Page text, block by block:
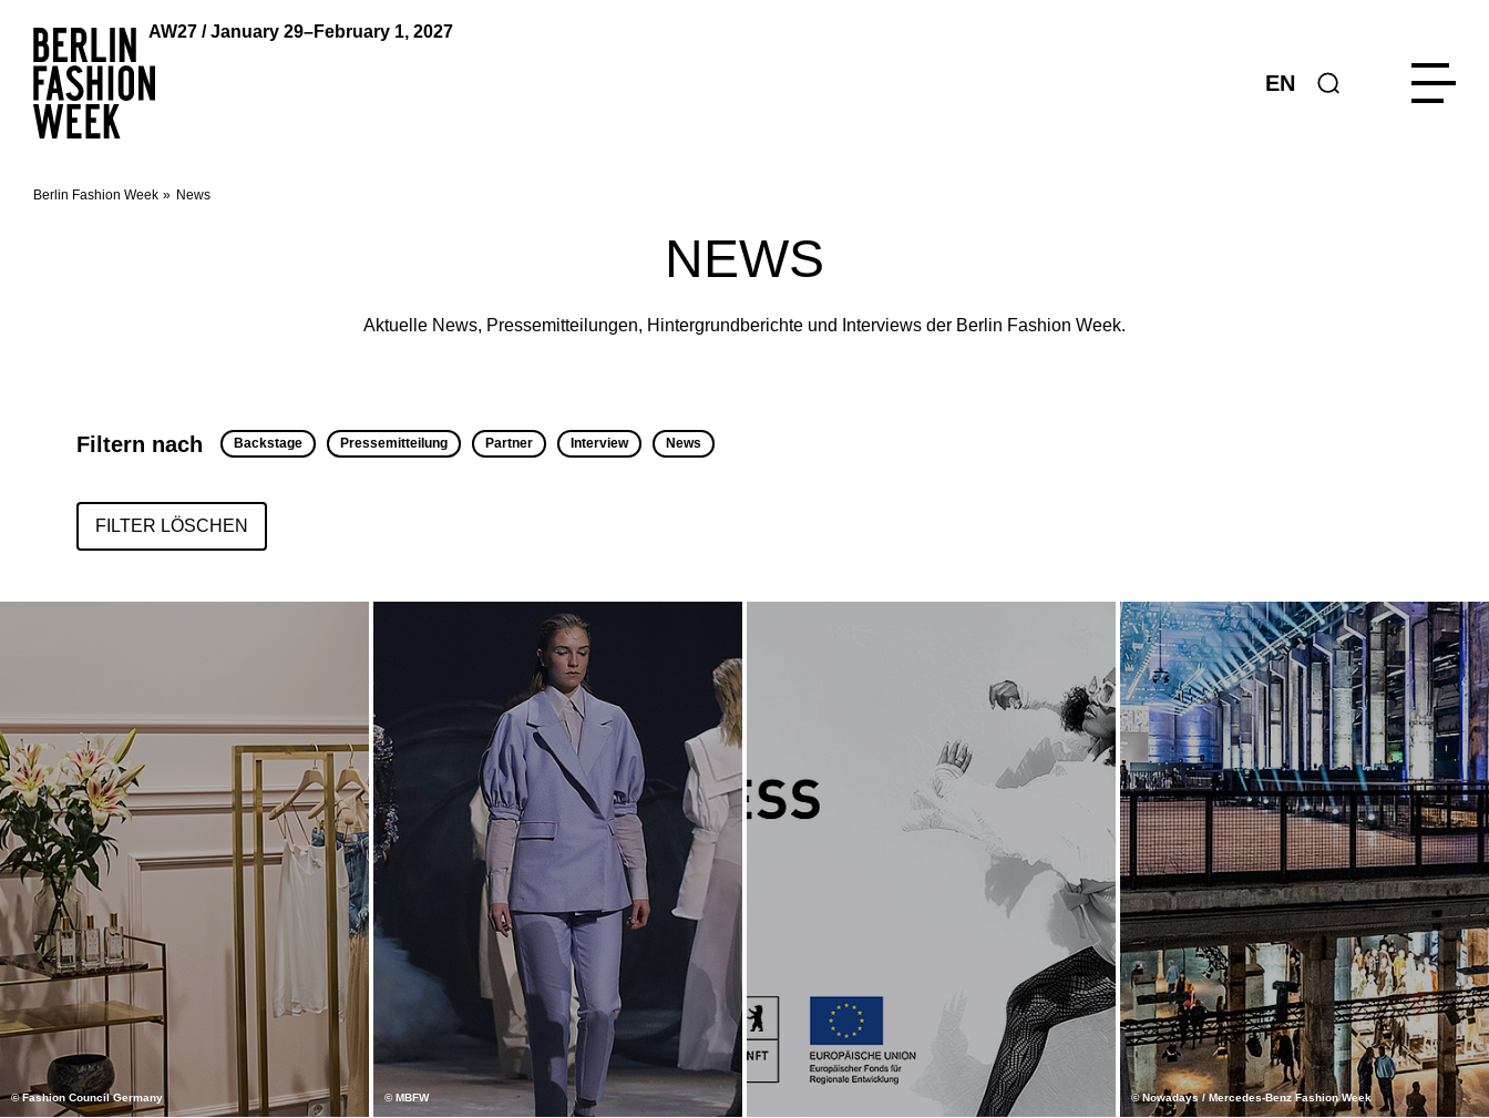
AW27 / January 29–February 1, 2027
EN
Berlin Fashion Week News
NEWS
Aktuelle News, Pressemitteilungen, Hintergrundberichte und Interviews der Berlin Fashion Week.
Filtern nach Backstage Pressemitteilung Partner Interview News
FILTER LÖSCHEN
© Fashion Council Germany © MBFW © Nowadays / Mercedes-Benz Fashion Week